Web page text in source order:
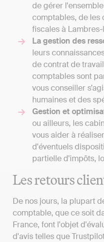
de gérer
comptables, de les
fiscales à
La gestion des
leurs
de contrat de
comptables sont
vous conseiller
humaines et des
Gestion et
ou ailleurs, les
vous aider à
d'éventuels
partielle d'impôts,
Les retours
De nos jours, la plupart
comptable, que ce soit
France, font l'objet
d'avis telles que